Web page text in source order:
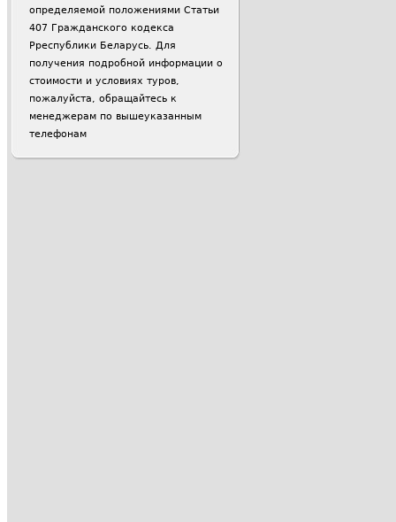
определяемой положениями Статьи
407 Гражданского кодекса
Рреспублики Беларусь. Для
получения подробной информации о
стоимости и условиях туров,
пожалуйста, обращайтесь к
менеджерам по вышеуказанным
телефонам